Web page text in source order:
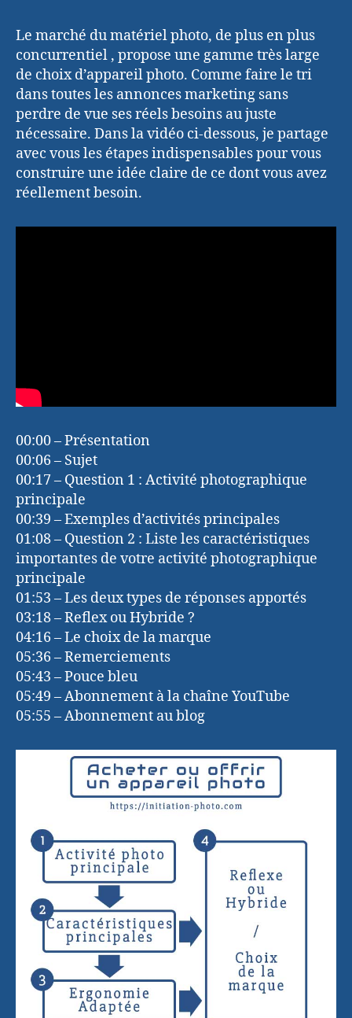
Le marché du matériel photo, de plus en plus
concurrentiel , propose une gamme très large
de choix d’appareil photo. Comme faire le tri
dans toutes les annonces marketing sans
perdre de vue ses réels besoins au juste
nécessaire. Dans la vidéo ci-dessous, je partage
avec vous les étapes indispensables pour vous
construire une idée claire de ce dont vous avez
réellement besoin.
00:00 – Présentation
00:06 – Sujet
00:17 – Question 1 : Activité photographique
principale
00:39 – Exemples d’activités principales
01:08 – Question 2 : Liste les caractéristiques
importantes de votre activité photographique
principale
01:53 – Les deux types de réponses apportés
03:18 – Reflex ou Hybride ?
04:16 – Le choix de la marque
05:36 – Remerciements
05:43 – Pouce bleu
05:49 – Abonnement à la chaîne YouTube
05:55 – Abonnement au blog